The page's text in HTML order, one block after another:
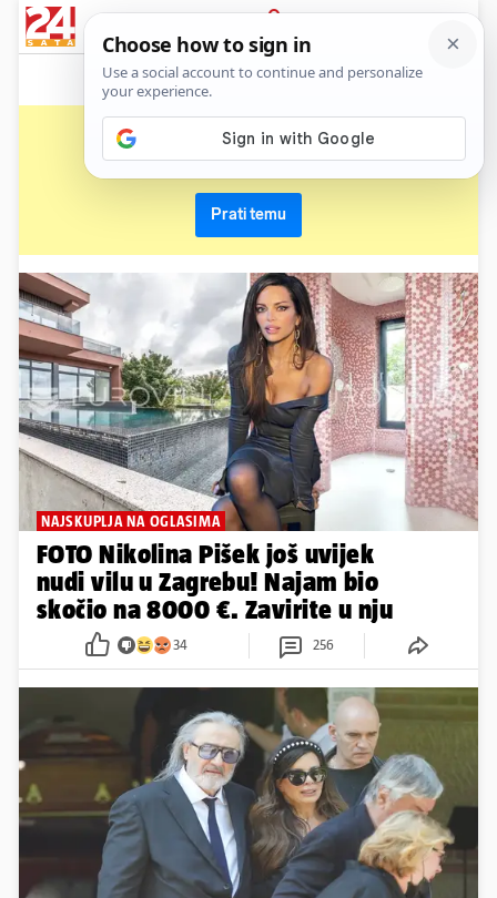
PRIJAVA
News
nikolina ristović
Prati temu
NAJSKUPLJA NA OGLASIMA
FOTO Nikolina Pišek još uvijek
nudi vilu u Zagrebu! Najam bio
skočio na 8000 €. Zavirite u nju
34 256